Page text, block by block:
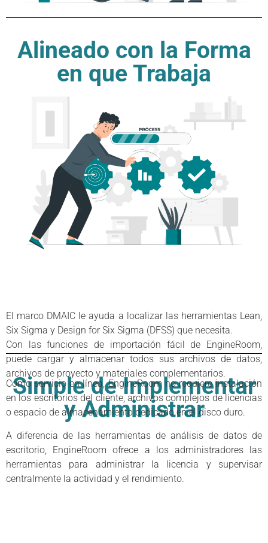
Alineado con la Forma
en que Trabaja
El marco DMAIC le ayuda a localizar las herramientas Lean,
Six Sigma y Design for Six Sigma (DFSS) que necesita.
Con las funciones de importación fácil de EngineRoom,
puede cargar y almacenar todos sus archivos de datos,
archivos de proyecto y materiales complementarios.
Simple de Implementar
y Administrar
Como servicio en línea, EngineRoom no requiere instalación
en los escritorios del cliente, archivos complejos de licencias
o espacio de almacenamiento dedicado en el disco duro.
A diferencia de las herramientas de análisis de datos de
escritorio, EngineRoom ofrece a los administradores las
herramientas para administrar la licencia y supervisar
centralmente la actividad y el rendimiento.